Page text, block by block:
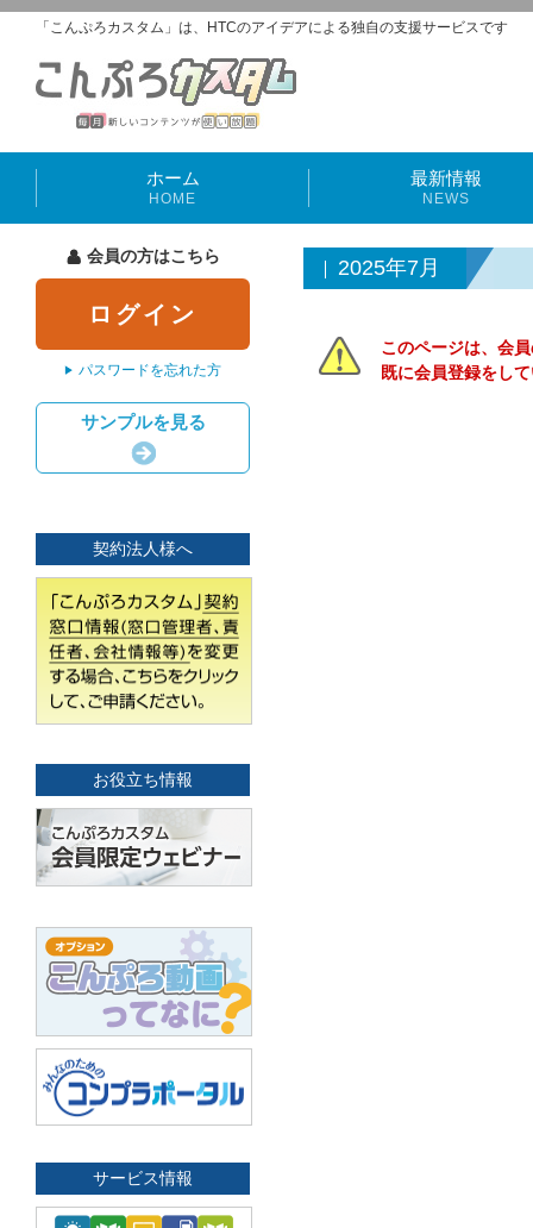
「こんぷろカスタム」は、HTCのアイデアによる独自の支援サービスです
ホーム
HOME
最新情報
NEWS
会員の方はこちら
ログイン
パスワードを忘れた方
サンプルを見る
契約法人様へ
お役立ち情報
サービス情報
2025年7月
このページは、会
既に会員登録をし